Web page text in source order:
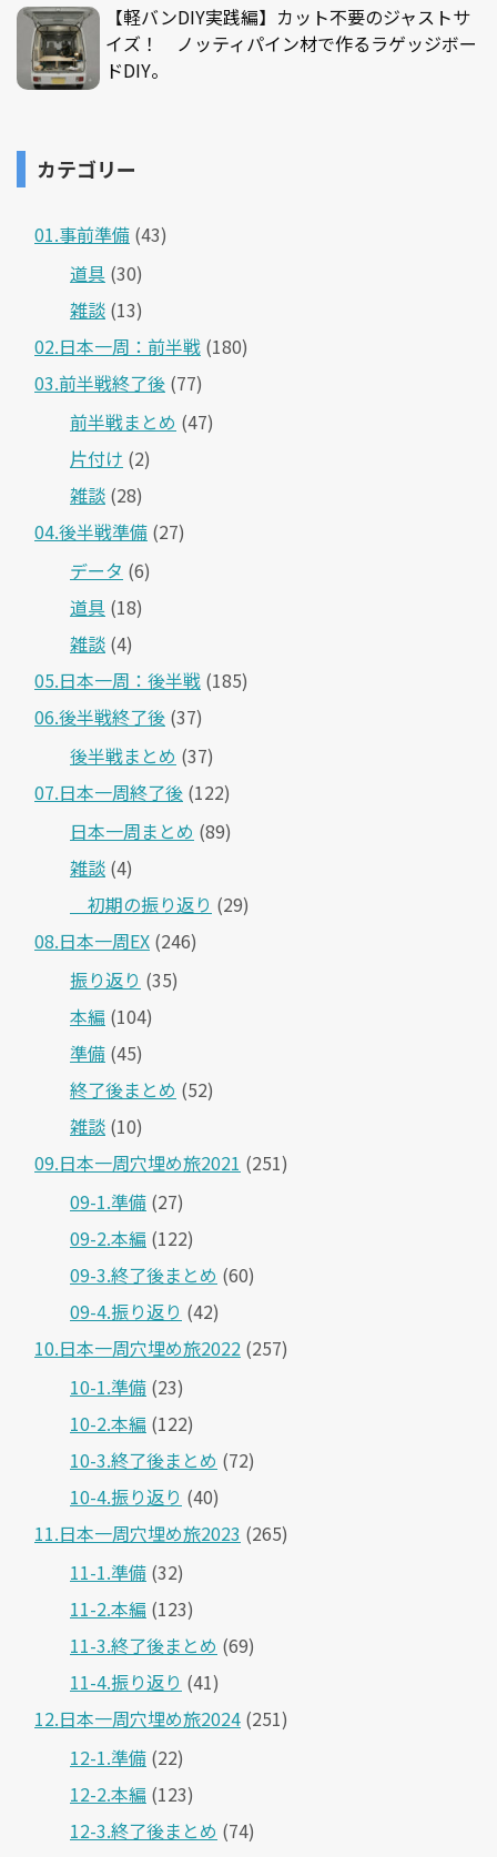
【軽バンDIY実践編】カット不要のジャストサ
イズ！ ノッティパイン材で作るラゲッジボー
ドDIY。
カテゴリー
01.事前準備 (43)
道具 (30)
雑談 (13)
02.日本一周：前半戦 (180)
03.前半戦終了後 (77)
前半戦まとめ (47)
片付け (2)
雑談 (28)
04.後半戦準備 (27)
データ (6)
道具 (18)
雑談 (4)
05.日本一周：後半戦 (185)
06.後半戦終了後 (37)
後半戦まとめ (37)
07.日本一周終了後 (122)
日本一周まとめ (89)
雑談 (4)
＿初期の振り返り (29)
08.日本一周EX (246)
振り返り (35)
本編 (104)
準備 (45)
終了後まとめ (52)
雑談 (10)
09.日本一周穴埋め旅2021 (251)
09-1.準備 (27)
09-2.本編 (122)
09-3.終了後まとめ (60)
09-4.振り返り (42)
10.日本一周穴埋め旅2022 (257)
10-1.準備 (23)
10-2.本編 (122)
10-3.終了後まとめ (72)
10-4.振り返り (40)
11.日本一周穴埋め旅2023 (265)
11-1.準備 (32)
11-2.本編 (123)
11-3.終了後まとめ (69)
11-4.振り返り (41)
12.日本一周穴埋め旅2024 (251)
12-1.準備 (22)
12-2.本編 (123)
12-3.終了後まとめ (74)